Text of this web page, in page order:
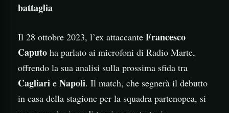
battaglia
Il 28 ottobre 2023, l’ex attaccante Francesco
Caputo ha parlato ai microfoni di Radio Marte,
offrendo la sua analisi sulla prossima sfida tra
Cagliari e Napoli. Il match, che segnerà il debutto
in casa della stagione per la squadra partenopea, si